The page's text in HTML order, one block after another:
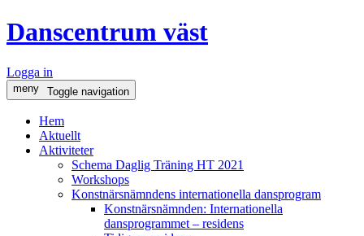
Danscentrum väst
Logga in
meny Toggle navigation
Hem
Aktuellt
Aktiviteter
Schema Daglig Träning HT 2021
Workshops
Konstnärsnämndens internationella dansprogram
Konstnärsnämnden: Internationella
dansprogrammet – residens